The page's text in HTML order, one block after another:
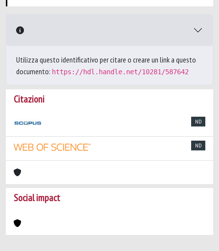
Utilizza questo identificativo per citare o creare un link a questo
documento: https://hdl.handle.net/10281/587642
Citazioni
ND
ND
Social impact